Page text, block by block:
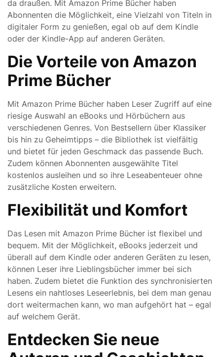
da draußen. Mit Amazon Prime Bücher haben
Abonnenten die Möglichkeit, eine Vielzahl von Titeln in
digitaler Form zu genießen, egal ob auf dem Kindle
oder der Kindle-App auf anderen Geräten.
Die Vorteile von Amazon
Prime Bücher
Mit Amazon Prime Bücher haben Leser Zugriff auf eine
riesige Auswahl an eBooks und Hörbüchern aus
verschiedenen Genres. Von Bestsellern über Klassiker
bis hin zu Geheimtipps – die Bibliothek ist vielfältig
und bietet für jeden Geschmack das passende Buch.
Zudem können Abonnenten ausgewählte Titel
kostenlos ausleihen und so ihre Leseabenteuer ohne
zusätzliche Kosten erweitern.
Flexibilität und Komfort
Das Lesen mit Amazon Prime Bücher ist flexibel und
bequem. Mit der Möglichkeit, eBooks jederzeit und
überall auf dem Kindle oder anderen Geräten zu lesen,
können Leser ihre Lieblingsbücher immer bei sich
haben. Zudem bietet die Funktion des synchronisierten
Lesens ein nahtloses Leseerlebnis, bei dem man genau
dort weitermachen kann, wo man aufgehört hat – egal
auf welchem Gerät.
Entdecken Sie neue